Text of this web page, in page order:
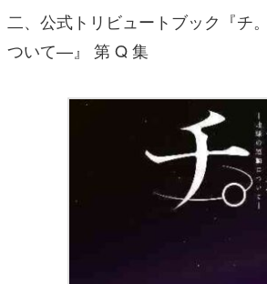
二、公式トリビュートブック『チ
ついて—』 第 Q 集